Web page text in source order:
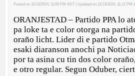
Posted on 11/13/2024, 11:06 PM AST | Updated on 11/13/2024, 11:12 PM
ORANJESTAD – Partido PPA lo
pa loke ta e color otorga na
oraño licht. Lider di e partido
esaki diaranson anochi pa
por ta asina cu tin dos color
e otro regular. Segun Oduber,